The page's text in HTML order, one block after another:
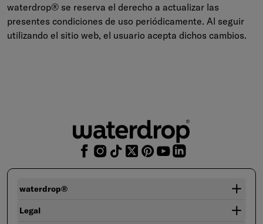
waterdrop® se reserva el derecho a actualizar las
presentes condiciones de uso periódicamente. Al seguir
utilizando el sitio web, el usuario acepta dichos cambios.
waterdrop®
Legal